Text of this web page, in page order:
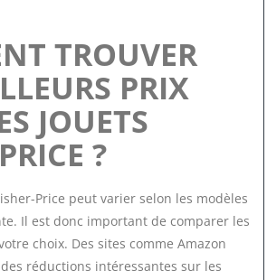
TROUVER
PRIX
JOUETS
?
Price peut varier selon les modèles
Il est donc important de comparer les
choix. Des sites comme Amazon
réductions intéressantes sur les